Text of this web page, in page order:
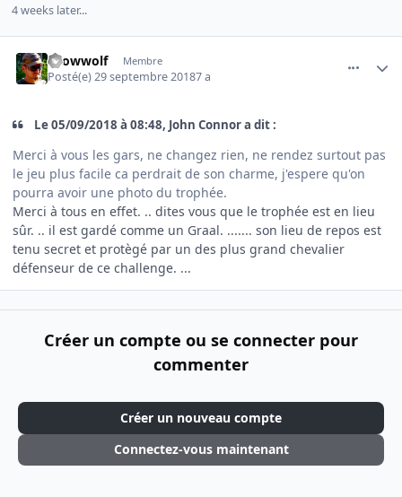
4 weeks later...
snowwolf Membre
Posté(e)29 septembre 20187 a
Le 05/09/2018 à 08:48, John Connor a dit :
Merci à vous les gars, ne changez rien, ne rendez surtout pas
le jeu plus facile ca perdrait de son charme, j'espere qu'on
pourra avoir une photo du trophée.
Merci à tous en effet. .. dites vous que le trophée est en lieu
sûr. .. il est gardé comme un Graal. ....... son lieu de repos est
tenu secret et protègé par un des plus grand chevalier
défenseur de ce challenge. ...
Créer un compte ou se connecter pour
commenter
Créer un nouveau compte
Connectez-vous maintenant